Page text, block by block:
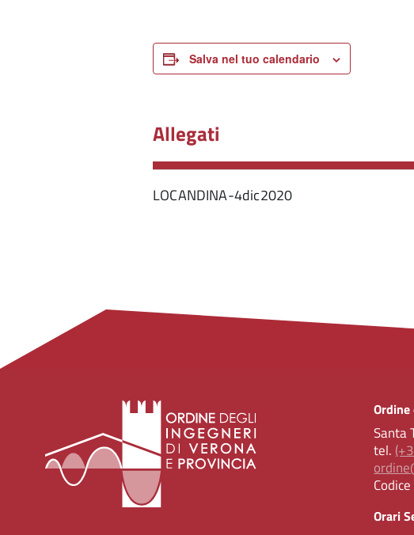
Salva nel tuo calendario
Allegati
LOCANDINA-4dic2020
Santa
tel.
Orari